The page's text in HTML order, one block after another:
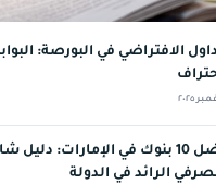
الافتراضي في البورصة:
أفضل 10 بنوك في الإمارات:
الرائد في الدولة